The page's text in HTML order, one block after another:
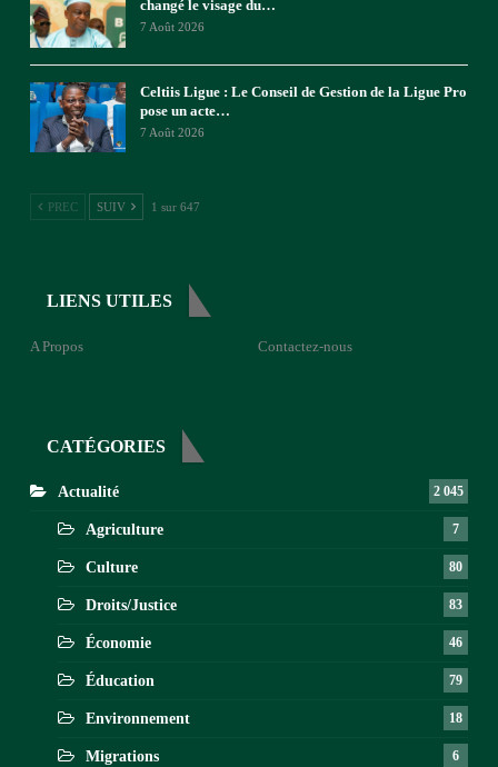
changé le visage du…
7 Août 2026
Celtiis Ligue : Le Conseil de Gestion de la Ligue Pro
pose un acte…
7 Août 2026
PREC SUIV 1 sur 647
LIENS UTILES
A Propos Contactez-nous
CATÉGORIES
Actualité 2 045
Agriculture 7
Culture 80
Droits/Justice 83
Économie 46
Éducation 79
Environnement 18
Migrations 6